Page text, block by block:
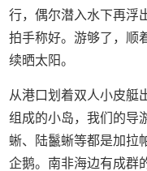
行，偶尔潜入水下再浮
拍手称好。游够了，顺
续晒太阳。
从港口划着双人小皮艇
组成的小岛，我们的导
蜥、陆鬣蜥等都是加拉
企鹅。南非海边有成群